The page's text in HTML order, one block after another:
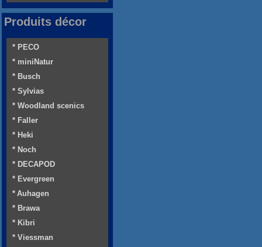
Produits décor
* PECO
* miniNatur
* Busch
* Sylvias
* Woodland scenics
* Faller
* Heki
* Noch
* DECAPOD
* Evergreen
* Auhagen
* Brawa
* Kibri
* Viessman